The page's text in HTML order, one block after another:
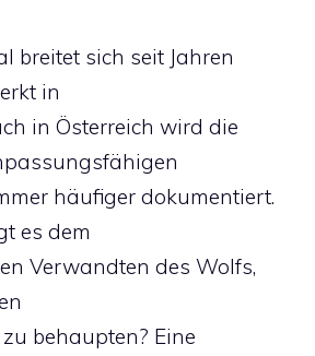
breitet sich seit Jahren
in
in Österreich wird die
häufiger dokumentiert.
es dem
Verwandten des Wolfs,
behaupten? Eine